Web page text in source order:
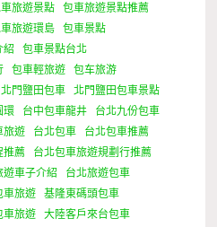
旅遊景點
包車旅遊景點推薦
旅遊環島
包車景點
紹
包車景點台北
包車輕旅遊
包车旅游
北門鹽田包車
北門鹽田包車景點
環 台中包車龍井
台北九份包車
旅遊 台北包車
台北包車推薦
推薦
台北包車旅遊規劃行推薦
遊車子介紹
台北旅遊包車
車旅遊
基隆東碼頭包車
車旅遊
大陸客戶來台包車